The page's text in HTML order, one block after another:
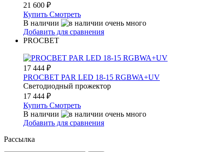
21 600 ₽
Купить Смотреть
В наличии
Добавить для сравнения
PROCBET
17 444 ₽
PROCBET PAR LED 18-15 RGBWA+UV
Светодиодный прожектор
17 444 ₽
Купить Смотреть
В наличии
Добавить для сравнения
Рассылка